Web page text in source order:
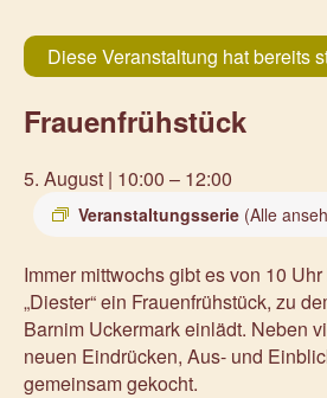
Veranstaltungen
Prenzlauer Frauenwochen 2025
Unsere Partner
Aktuelles
Diese Veranstaltung hat bereits
Frauenfrühstück
5. August | 10:00 – 12:00
Veranstaltungsserie (Alle
Immer mittwochs gibt es von 10
„Diester“ ein Frauenfrühstück, zu
Barnim Uckermark einlädt. Neben
neuen Eindrücken, Aus- und
gemeinsam gekocht.